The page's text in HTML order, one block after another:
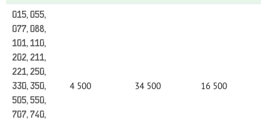
015, 055,
077, 088,
101, 110,
202, 211,
221, 250,
330, 350,
505, 550,
707, 740,
4 500 34 500 16 500